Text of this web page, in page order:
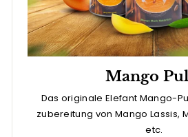
Mango
Das originale Elefant Mango-
zubereitung von Mango Lassis,
etc.